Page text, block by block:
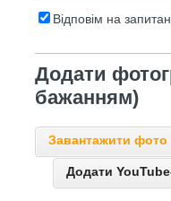
Відповім на
Додати
бажанням)
Завантажити фото
Додати